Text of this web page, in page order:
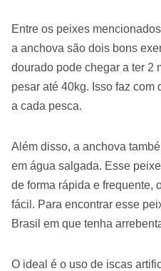
Entre os peixes
a anchova são dois bons
dourado pode chegar a ter 2
pesar até 40kg. Isso faz
a cada pesca.
Além disso, a anchova
em água salgada. Esse
de forma rápida e frequente,
fácil. Para encontrar esse
Brasil em que tenha
O ideal é o uso de iscas